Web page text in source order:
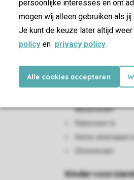
persoonlijke interesses en om
mogen wij alleen gebruiken als
Je kunt de keuze later altijd
policy en privacy policy.
Alle cookies accepteren
Zithoek
Eethoek
allesbrander
Flatscreen-tv
Home-cinemaset
Chromecast